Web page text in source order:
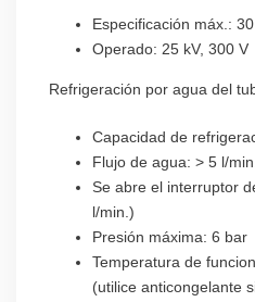
Especificación máx.:
Operado: 25 kV, 300 V
Refrigeración por agua del
Capacidad de
Flujo de agua: > 5 l/
Se abre el interruptor
l/min.)
Presión máxima: 6 bar
Temperatura de
(utilice anticongelante